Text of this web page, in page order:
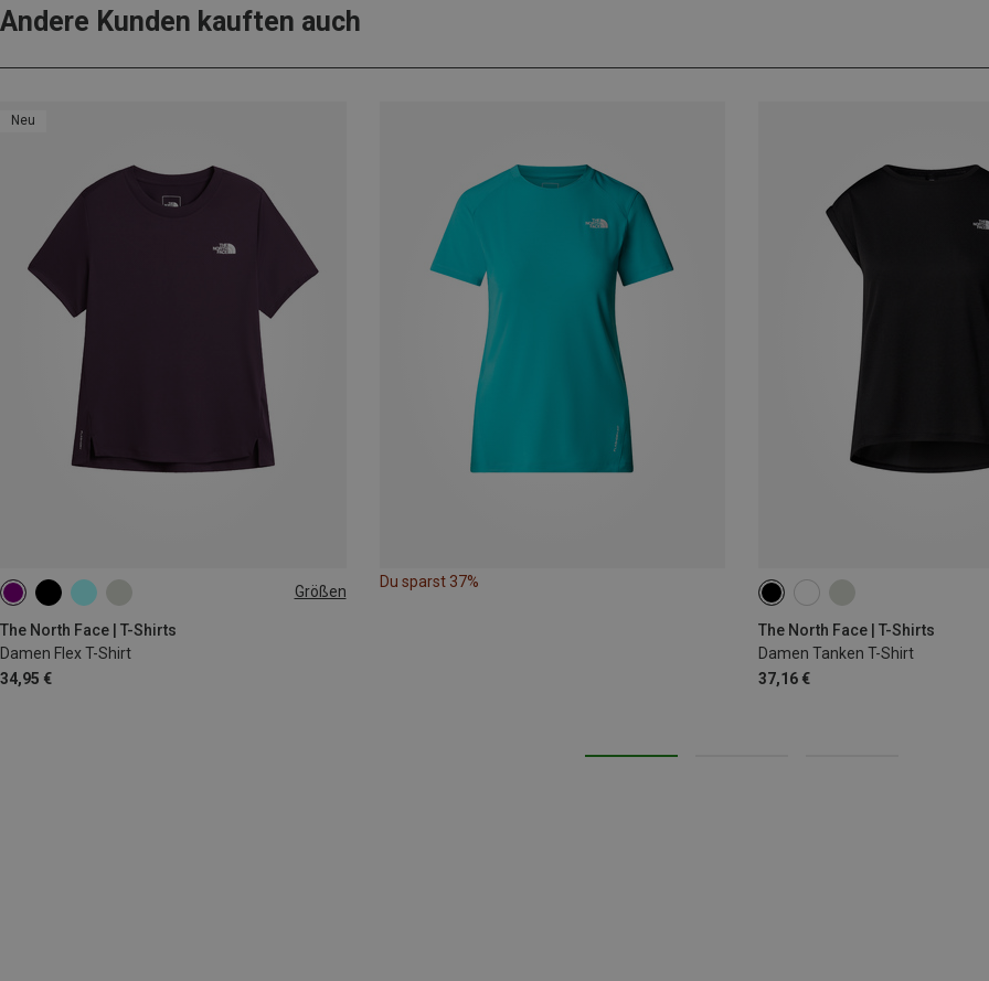
Andere Kunden kauften auch
Neu
Größen
The North Face | T-Shirts
Damen Flex T-Shirt
34,95 €
XS S M
Du sparst 37%
The North Face | T-Shirts
Damen Tanken T-Shirt
37,16 €
XS